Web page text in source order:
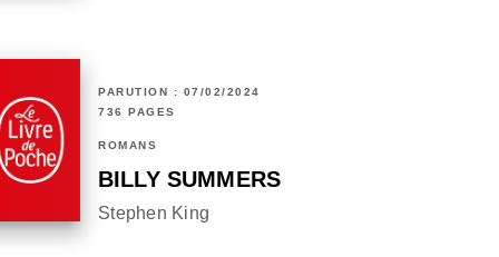
PARUTION : 07/02/2024
736 PAGES
ROMANS
BILLY SUMMERS
Stephen King